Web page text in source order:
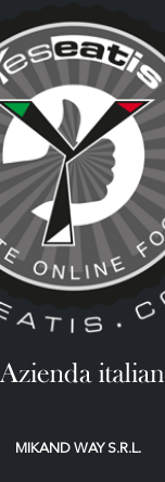
MIKAND WAY S.R.L.